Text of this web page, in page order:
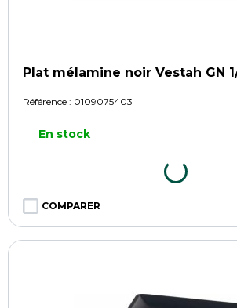
Plat mélamine noir Vestah GN
Référence : 0109075403
En stock
COMPARER